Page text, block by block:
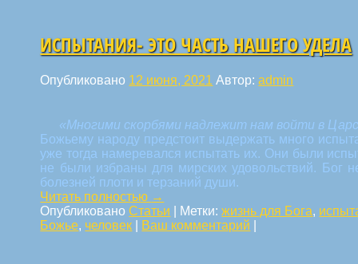
ИСПЫТАНИЯ- ЭТО ЧАСТЬ НАШЕГО УДЕЛА
Опубликовано 12 июня, 2021 Автор:admin
«Многими скорбями надлежит нам войти в
Божьему народу предстоит выдержать много
уже тогда намеревался испытать их. Они были
не были избраны для мирских удовольствий. Бог
болезней плоти и терзаний души.
Читать полностью →
ОпубликованоСтатьи Метки:жизнь для Бога,
Божье, человек Ваш комментарий